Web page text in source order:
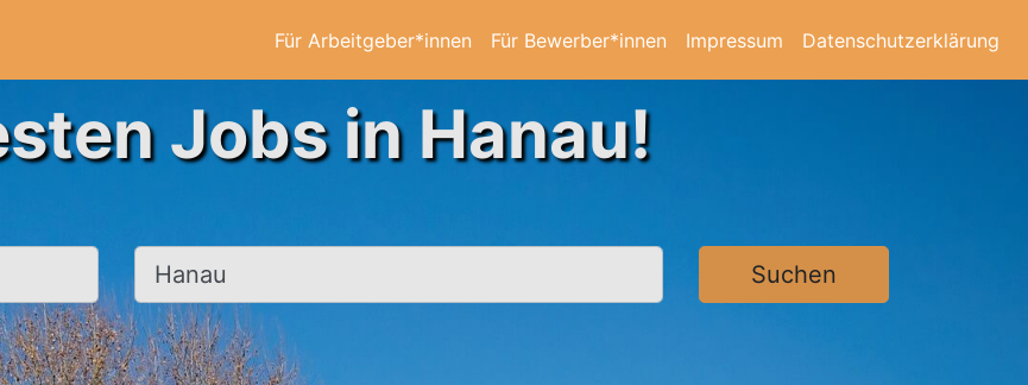
Für Arbeitgeber*innen Für Bewerber*innen Impressum Datenschutzerklärung
Jobs in Hanau!
Ort, Stadt Suchen